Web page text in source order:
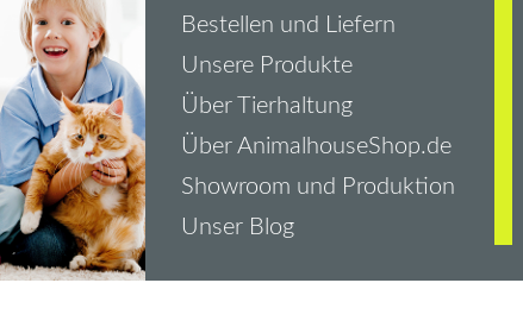
Bestellen und Liefern
Unsere Produkte
Über Tierhaltung
Über AnimalhouseShop.de
Showroom und Produktion
Unser Blog